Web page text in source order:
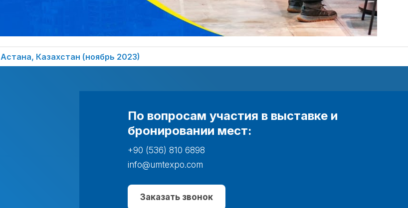
Астана, Казахстан (ноябрь 2023)
По вопросам участия в выставке и
бронировании мест:
+90 (536) 810 6898
info@umtexpo.com
Заказать звонок